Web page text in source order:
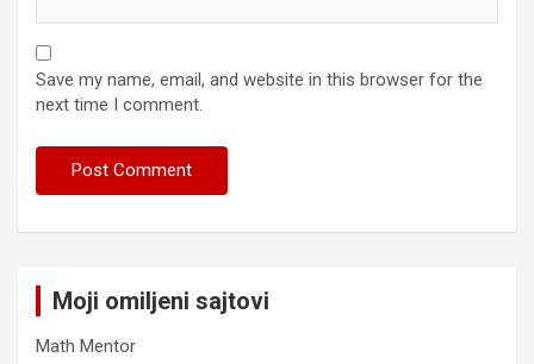
Save my name, email, and website in this browser for the
next time I comment.
Moji omiljeni sajtovi
Math Mentor